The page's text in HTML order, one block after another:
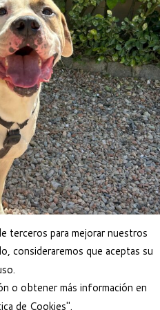
perro
terceros para mejorar nuestros
consideraremos que aceptas su
o obtener más información en
de Cookies".